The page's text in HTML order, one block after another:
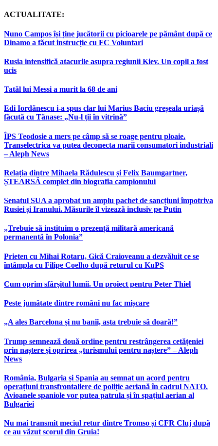
ACTUALITATE:
Nuno Campos își ține jucătorii cu picioarele pe pământ după ce
Dinamo a făcut instrucție cu FC Voluntari
Rusia intensifică atacurile asupra regiunii Kiev. Un copil a fost
ucis
Tatăl lui Messi a murit la 68 de ani
Edi Iordănescu i-a spus clar lui Marius Baciu greșeala uriașă
făcută cu Tănase: „Nu-l ții în vitrină”
ÎPS Teodosie a mers pe câmp să se roage pentru ploaie.
Transelectrica va putea deconecta marii consumatori industriali
– Aleph News
Relația dintre Mihaela Rădulescu și Felix Baumgartner,
ȘTEARSĂ complet din biografia campionului
Senatul SUA a aprobat un amplu pachet de sancțiuni împotriva
Rusiei și Iranului. Măsurile îl vizează inclusiv pe Putin
„Trebuie să instituim o prezență militară americană
permanentă în Polonia”
Prieten cu Mihai Rotaru, Gică Craioveanu a dezvăluit ce se
întâmpla cu Filipe Coelho după returul cu KuPS
Cum oprim sfârșitul lumii. Un proiect pentru Peter Thiel
Peste jumătate dintre români nu fac mișcare
„A ales Barcelona și nu banii, asta trebuie să doară!”
Trump semnează două ordine pentru restrângerea cetățeniei
prin naștere și oprirea „turismului pentru naștere” – Aleph
News
România, Bulgaria și Spania au semnat un acord pentru
operațiuni transfrontaliere de poliție aeriană în cadrul NATO.
Avioanele spaniole vor putea patrula și în spațiul aerian al
Bulgariei
Nu mai transmit meciul retur dintre Tromso și CFR Cluj după
ce au văzut scorul din Gruia!